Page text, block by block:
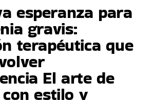
esperanza para
gravis:
terapéutica que
El arte de
estilo y